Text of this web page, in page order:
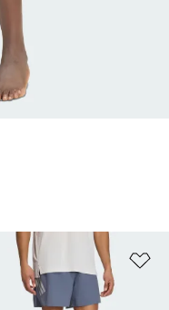
à la Liste de produits